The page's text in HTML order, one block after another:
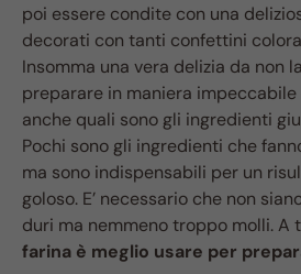
poi essere condite con una
decorati con tanti confettini
Insomma una vera delizia da non
preparare in maniera
anche quali sono gli ingredienti
Pochi sono gli ingredienti che
ma sono indispensabili per un
goloso. E’ necessario che non
duri ma nemmeno troppo molli. A
farina è meglio usare per